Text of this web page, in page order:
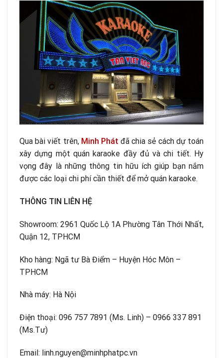
Qua bài viết trên, Minh Phát đã chia sẻ cách dự toán
xây dựng một quán karaoke đầy đủ và chi tiết. Hy
vọng đây là những thông tin hữu ích giúp bạn nắm
được các loại chi phí cần thiết để mở quán karaoke.
THÔNG TIN LIÊN HỆ
Showroom: 2961 Quốc Lộ 1A Phường Tân Thới Nhất,
Quận 12, TPHCM
Kho hàng: Ngã tư Bà Điểm – Huyện Hóc Môn –
TPHCM
Nhà máy: Hà Nội
Điện thoại: 096 757 7891 (Ms. Linh) – 0966 337 891
(Ms.Tư)
Email: linh.nguyen@minhphatpc.vn